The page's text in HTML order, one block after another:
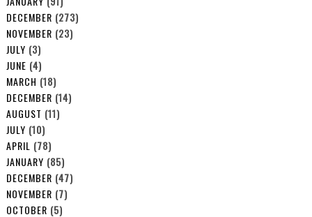
DECEMBER (273)
NOVEMBER (23)
JULY (3)
JUNE (4)
MARCH (18)
DECEMBER (14)
AUGUST (11)
JULY (10)
APRIL (78)
JANUARY (85)
DECEMBER (47)
NOVEMBER (7)
OCTOBER (5)